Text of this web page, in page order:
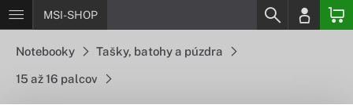
MSI-SHOP
Notebooky Tašky, batohy a púzdra
15 až 16 palcov